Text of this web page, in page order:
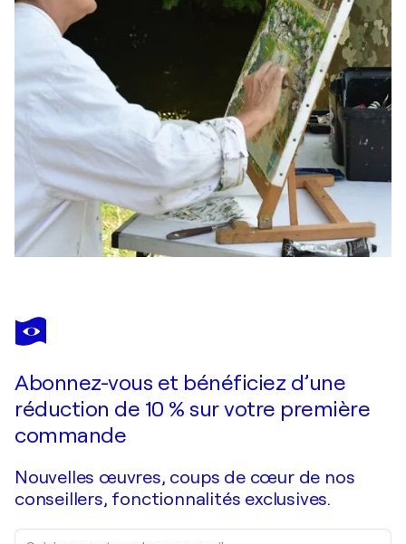
Abonnez-vous et bénéficiez d’une
réduction de 10 % sur votre première
commande
Nouvelles œuvres, coups de cœur de nos
conseillers, fonctionnalités exclusives.